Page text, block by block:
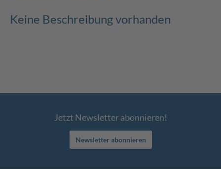
Keine Beschreibung vorhanden
Jetzt Newsletter abonnieren!
Newsletter abonnieren